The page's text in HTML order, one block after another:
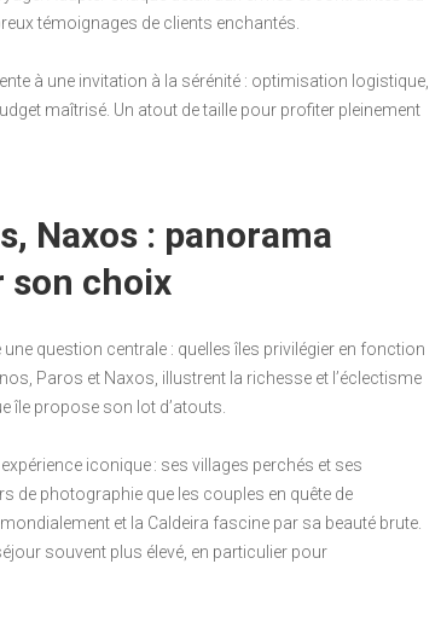
témoignages de clients enchantés.
à une invitation à la sérénité : optimisation logistique,
maîtrisé. Un atout de taille pour profiter pleinement
Naxos : panorama
choix
une question centrale : quelles îles privilégier en fonction
Paros et Naxos, illustrent la richesse et l’éclectisme
île propose son lot d’atouts.
iconique : ses villages perchés et ses
de photographie que les couples en quête de
et la Caldeira fascine par sa beauté brute.
souvent plus élevé, en particulier pour